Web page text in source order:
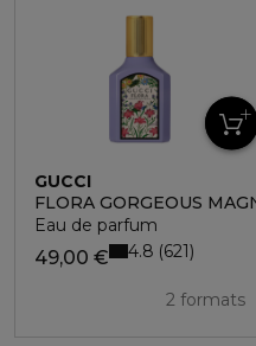
GUCCI
FLORA GORGEOUS
Eau de parfum
49,00 €
2 formats
4.8 621